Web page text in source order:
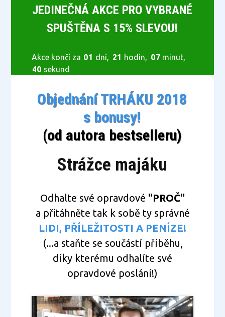
JEDINEČNÁ AKCE PRO VYBRANÉ
SPUŠTĚNA S 15% SLEVOU!
Akce končí za 01 dní 21 hodin 07 minut
39 sekund
Objednání TRHÁKU 2018
s bonusy!
(od autora bestselleru)
Strážce majáku
Odhalte své opravdové "PROČ"
a přitáhněte tak k sobě ty správné
LIDI, PŘÍLEŽITOSTI A PENÍZE!
(...a staňte se součástí příběhu,
díky kterému odhalíte své
opravdové poslání!)